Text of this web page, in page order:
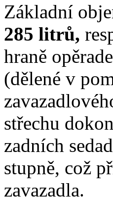
Základní
285 litrů,
hraně
(dělené v
střechu
zadních
stupně, což
zavazadla.